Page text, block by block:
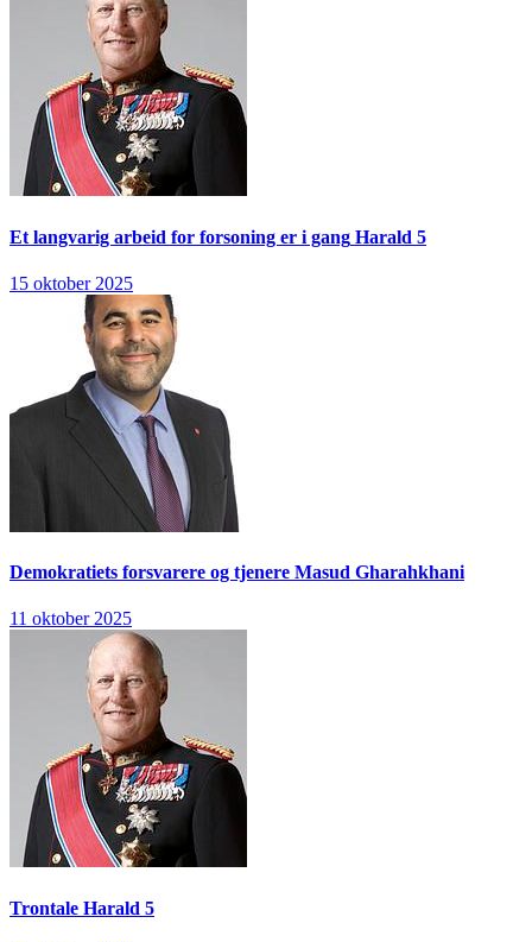
Et langvarig arbeid for forsoning er i gang Harald 5
15 oktober 2025
Demokratiets forsvarere og tjenere Masud Gharahkhani
11 oktober 2025
Trontale Harald 5